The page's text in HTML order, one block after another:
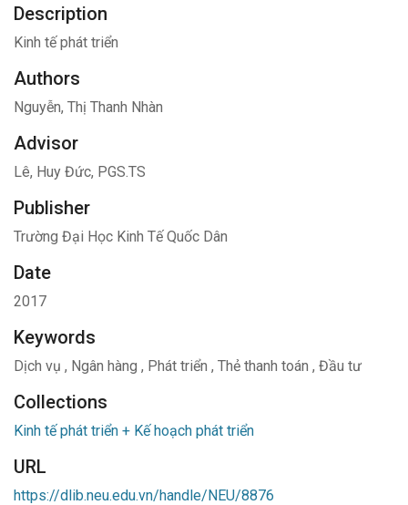
Description
Kinh tế phát triển
Authors
Nguyễn, Thị Thanh Nhàn
Advisor
Lê, Huy Đức, PGS.TS
Publisher
Trường Đại Học Kinh Tế Quốc Dân
Date
2017
Keywords
Dịch vụ , Ngân hàng , Phát triển , Thẻ thanh toán , Đầu tư
Collections
Kinh tế phát triển + Kế hoạch phát triển
URL
https://dlib.neu.edu.vn/handle/NEU/8876